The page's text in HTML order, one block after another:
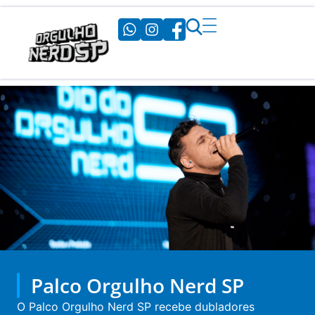
Palco Orgulho Nerd SP
O Palco Orgulho Nerd SP recebe dubladores